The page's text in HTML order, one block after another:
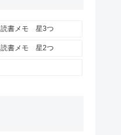
読書メモ 星3つ
読書メモ 星2つ